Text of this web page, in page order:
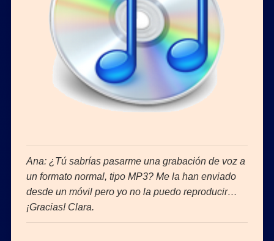
Ana: ¿Tú sabrías pasarme una grabación de voz a
un formato normal, tipo MP3? Me la han enviado
desde un móvil pero yo no la puedo reproducir…
¡Gracias! Clara.